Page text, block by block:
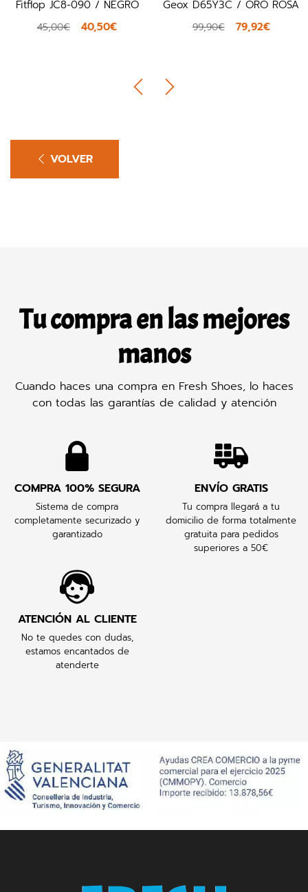
Fitflop JC8-090 / NEGRO
45,00€ 40,50€
Geox D65Y3C / ORO ROSA
99,90€ 79,92€
VOLVER
Tu compra en las mejores
manos
Cuando haces una compra en Fresh Shoes, lo haces
con todas las garantías de calidad y atención
COMPRA 100% SEGURA
Sistema de compra
completamente securizado y
garantizado
ENVÍO GRATIS
Tu compra llegará a tu
domicilio de forma totalmente
gratuita para pedidos
superiores a 50€
ATENCIÓN AL CLIENTE
No te quedes con dudas,
estamos encantados de
atenderte